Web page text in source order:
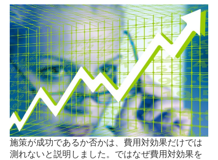
施策が成功であるか否かは、費用対効果だけでは
測れないと説明しました。ではなぜ費用対効果を